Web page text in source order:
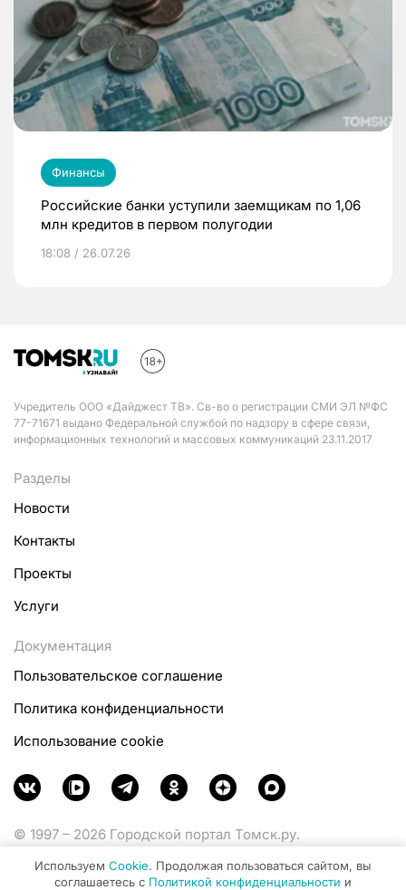
Финансы
Российские банки уступили заемщикам по 1,06
млн кредитов в первом полугодии
18:08 / 26.07.26
Учредитель ООО «Дайджест ТВ». Св-во о регистрации СМИ ЭЛ №ФС
77-71671 выдано Федеральной службой по надзору в сфере связи,
информационных технологий и массовых коммуникаций 23.11.2017
Разделы
Новости
Контакты
Проекты
Услуги
Документация
Пользовательское соглашение
Политика конфиденциальности
Использование cookie
© 1997 – 2026 Городской портал Томск.ру.
Министерства цифрового развития, связи и массовых
Используем Cookie. Продолжая пользоваться сайтом, вы
соглашаетесь с Политикой конфиденциальности и